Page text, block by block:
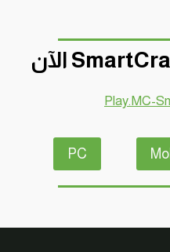
Play.MC-
PC